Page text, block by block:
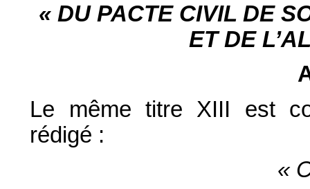
« DU PACTE CIVIL DE
ET DE
Le même titre XIII est
rédigé :
«